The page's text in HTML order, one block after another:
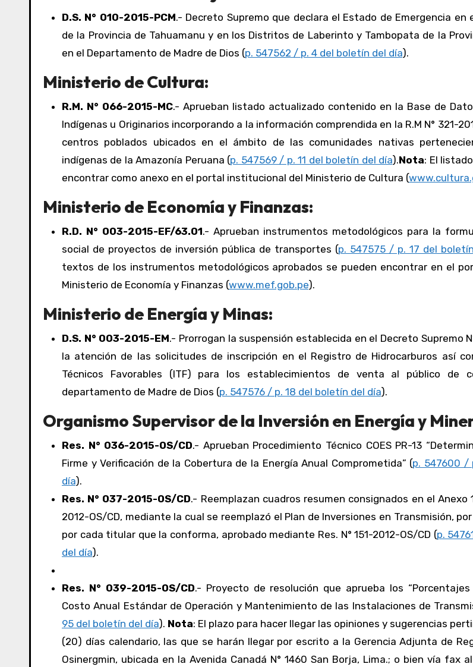
D.S. N° 010-2015-PCM.- Decreto Supremo que declara el Estado de Emergencia en
de la Provincia de Tahuamanu y en los Distritos de Laberinto y Tambopata de la
en el Departamento de Madre de Dios (p. 547562 / p. 4 del boletín del día).
Ministerio de Cultura:
R.M. N° 066-2015-MC.- Aprueban listado actualizado contenido en la Base de
Indígenas u Originarios incorporando a la información comprendida en la R.M N° 321-
centros poblados ubicados en el ámbito de las comunidades nativas
indígenas de la Amazonía Peruana (p. 547569 / p. 11 del boletín del día).Nota: El
encontrar como anexo en el portal institucional del Ministerio de Cultura (
Ministerio de Economía y Finanzas:
R.D. N° 003-2015-EF/63.01.- Aprueban instrumentos metodológicos para la
social de proyectos de inversión pública de transportes (p. 547575 / p. 17 del
textos de los instrumentos metodológicos aprobados se pueden encontrar en el
Ministerio de Economía y Finanzas (www.mef.gob.pe).
Ministerio de Energía y Minas:
D.S. N° 003-2015-EM.- Prorrogan la suspensión establecida en el Decreto Supremo
la atención de las solicitudes de inscripción en el Registro de Hidrocarburos así
Técnicos Favorables (ITF) para los establecimientos de venta al público de
departamento de Madre de Dios (p. 547576 / p. 18 del boletín del día).
Organismo Supervisor de la Inversión en Energía y
Res. N° 036-2015-OS/CD.- Aprueban Procedimiento Técnico COES PR-13
Firme y Verificación de la Cobertura de la Energía Anual Comprometida” (p. 547600 /
día).
Res. N° 037-2015-OS/CD.- Reemplazan cuadros resumen consignados en el Anexo
2012-OS/CD, mediante la cual se reemplazó el Plan de Inversiones en Transmisión,
por cada titular que la conforma, aprobado mediante Res. N° 151-2012-OS/CD (p.
del día).
Res. N° 039-2015-OS/CD.- Proyecto de resolución que aprueba los
Costo Anual Estándar de Operación y Mantenimiento de las Instalaciones de
95 del boletín del día). Nota: El plazo para hacer llegar las opiniones y sugerencias
(20) días calendario, las que se harán llegar por escrito a la Gerencia Adjunta de
Osinergmin, ubicada en la Avenida Canadá N° 1460 San Borja, Lima.; o bien vía fax